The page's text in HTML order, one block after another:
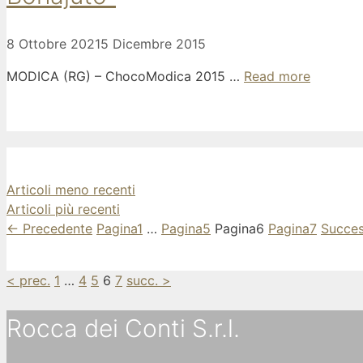
8 Ottobre 20215 Dicembre 2015
MODICA (RG) – ChocoModica 2015 … Read more
Articoli meno recenti
Articoli più recenti
← Precedente Pagina1 … Pagina5 Pagina6 Pagina7
< prec. 1 … 4 5 6 7 succ. >
Rocca dei Conti S.r.l.